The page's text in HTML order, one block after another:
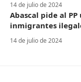
14 de julio de 2024
Abascal pide al
inmigrantes
14 de julio de 2024